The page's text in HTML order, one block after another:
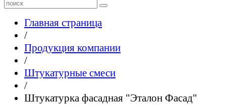
Главная страница
/
Продукция компании
/
Штукатурные смеси
/
Штукатурка фасадная "Эталон Фасад"